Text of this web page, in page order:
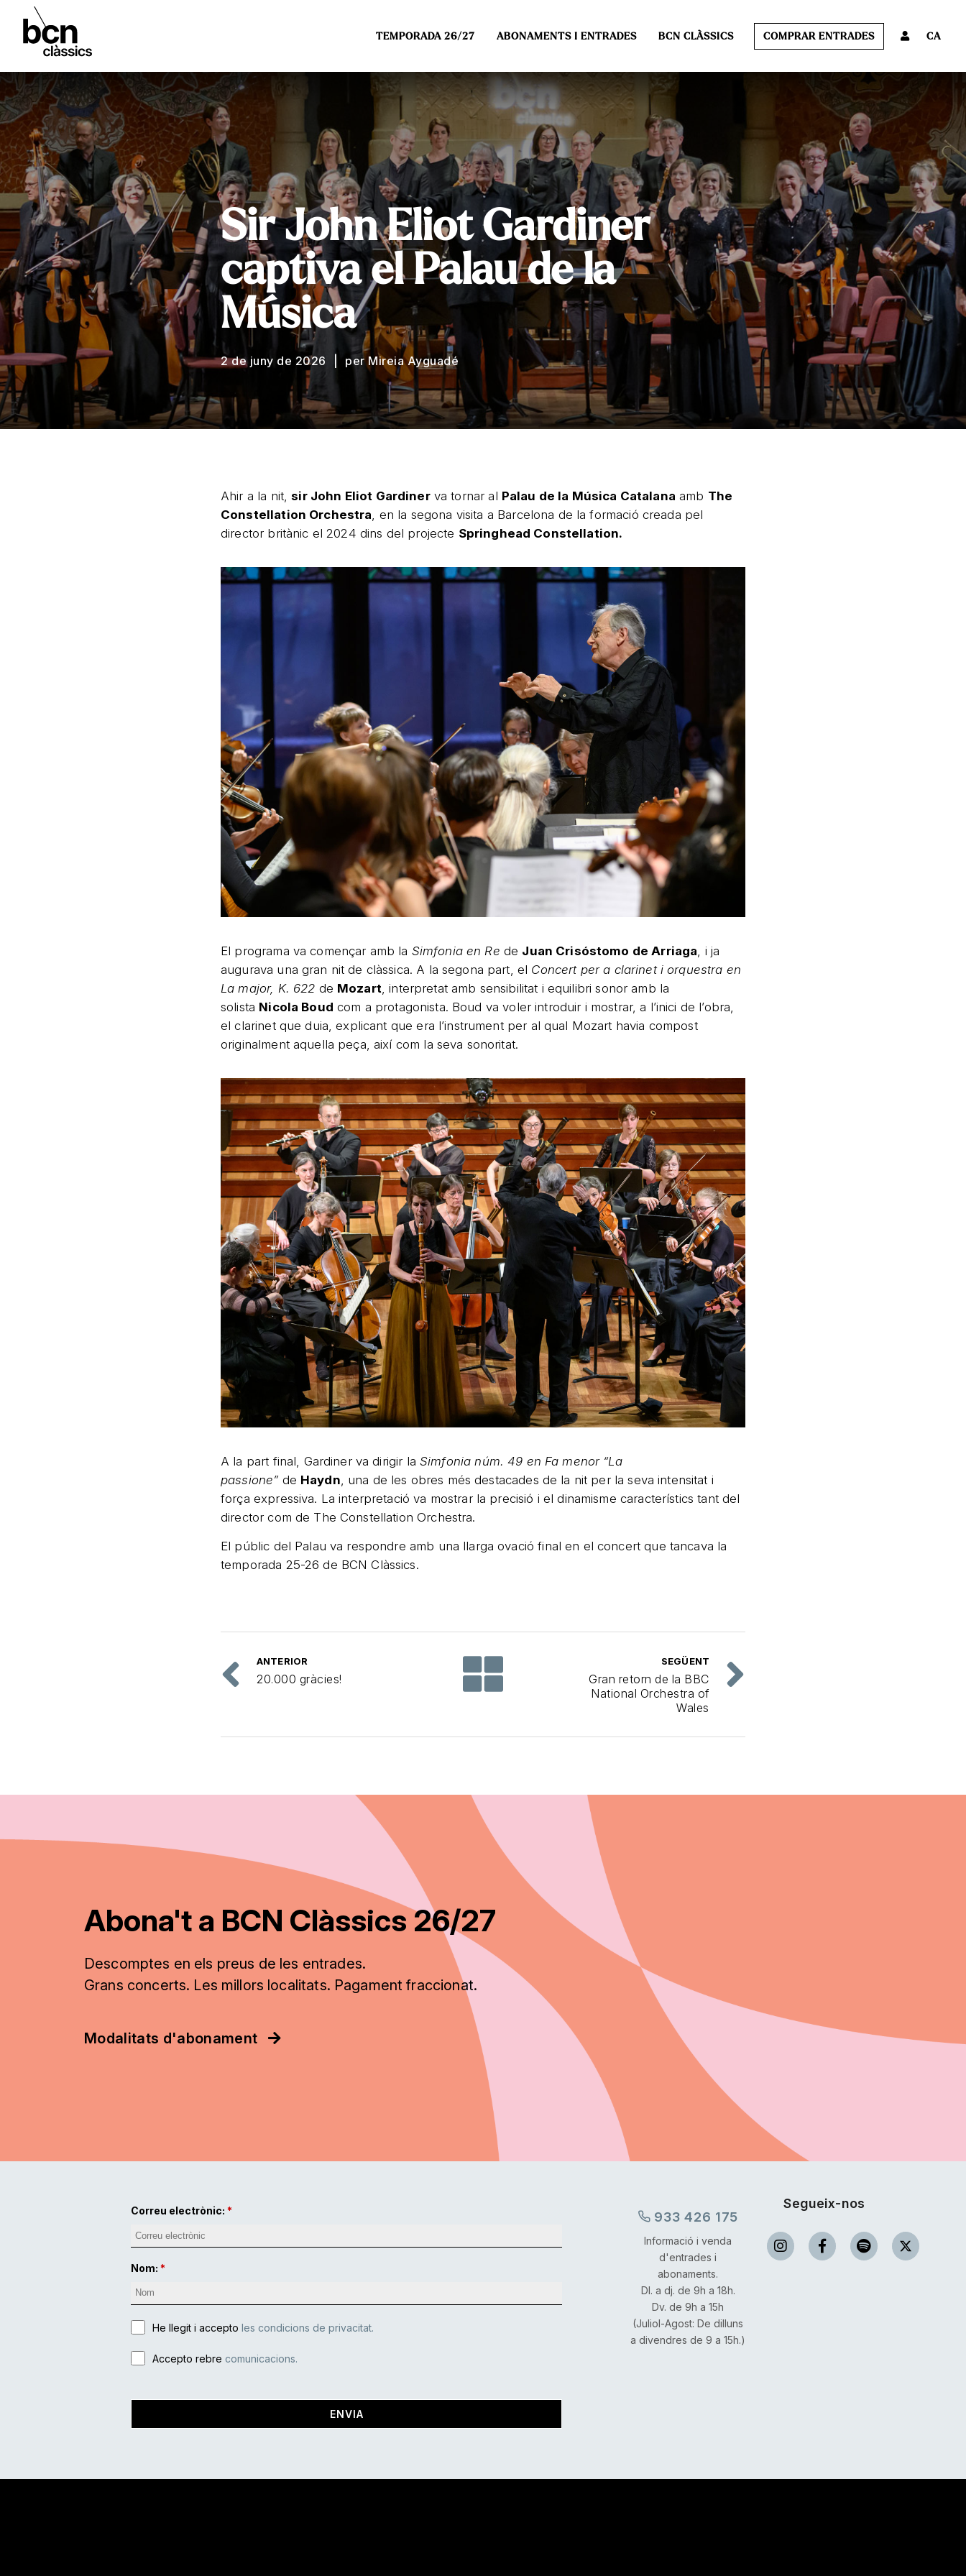
TEMPORADA 26/27 ABONAMENTS I ENTRADES BCN CLÀSSICS COMPRAR ENTRADES CA
Sir John Eliot Gardiner
captiva el Palau de la
Música
2 de juny de 2026 per Mireia Ayguadé
Ahir a la nit,sir John Eliot Gardinerva tornar al Palau de la Música Catalana amb The
Constellation Orchestra, en la segona visita a Barcelona de la formació creada pel
director britànic el 2024 dins del projecte Springhead Constellation.
El programa va començar amb la Simfonia en Re de Juan Crisóstomo de Arriaga , i ja
augurava una gran nit de clàssica. A la segona part, el Concert per a clarinet i orquestra en
La major, K. 622 de Mozart , interpretat amb sensibilitat i equilibri sonor amb la
solista Nicola Boud com a protagonista. Boud va voler introduir i mostrar, a l’inici de l’obra,
el clarinet que duia, explicant que era l’instrument per al qual Mozart havia compost
originalment aquella peça, així com la seva sonoritat.
A la part final, Gardiner va dirigir la Simfonia núm. 49 en Fa menor “La
passione”de Haydn, una de les obres més destacades de la nit per la seva intensitat i
força expressiva. La interpretació va mostrar la precisió i el dinamisme característics tant del
director com de The Constellation Orchestra.
El públic del Palau va respondre amb una llarga ovació final en el concert que tancava la
temporada 25-26 de BCN Clàssics.
ANTERIOR
20.000 gràcies!
SEGÜENT
Gran retorn de la BBC
National Orchestra of
Wales
Abona't a BCN Clàssics 26/27
Descomptes en els preus de les entrades.
Grans concerts. Les millors localitats. Pagament fraccionat.
Modalitats d'abonament
Correu electrònic:
Nom:
He llegit i accepto les condicions de privacitat.
Accepto rebre comunicacions.
ENVIA
933 426 175
Informació i venda
d'entrades i
abonaments.
Dl. a dj. de 9h a 18h.
Dv. de 9h a 15h
(Juliol-Agost: De dilluns
a divendres de 9 a 15h.)
Segueix-nos